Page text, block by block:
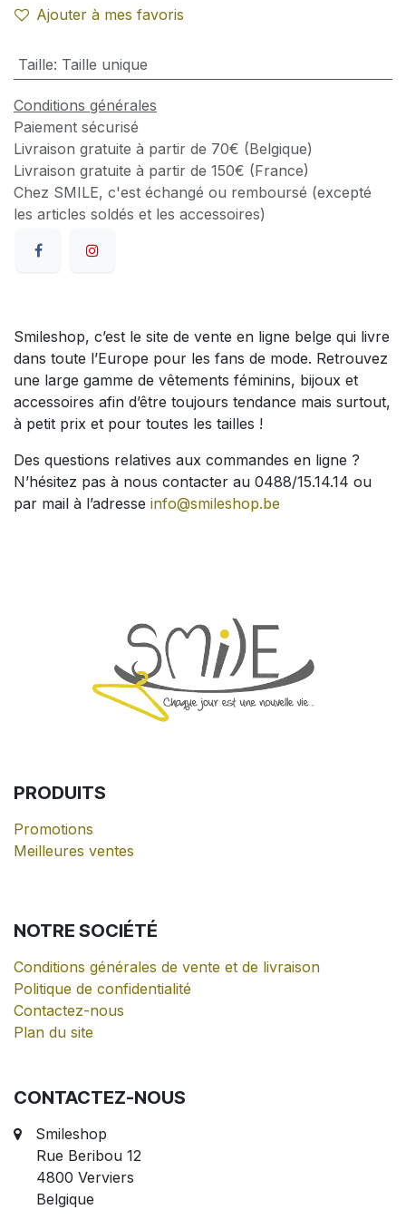
Ajouter à mes favoris
Taille: Taille unique
Conditions générales
Paiement sécurisé
Livraison gratuite à partir de 70€ (Belgique)
Livraison gratuite à partir de 150€ (France)
Chez SMILE, c'est échangé ou remboursé (excepté
les articles soldés et les accessoires)
Smileshop, c’est le site de vente en ligne belge qui livre
dans toute l’Europe pour les fans de mode. Retrouvez
une large gamme de vêtements féminins, bijoux et
accessoires afin d’être toujours tendance mais surtout,
à petit prix et pour toutes les tailles !
Des questions relatives aux commandes en ligne ?
N’hésitez pas à nous contacter au 0488/15.14.14 ou
par mail à l’adresse info@smileshop.be
PRODUITS
Promotions
Meilleures ventes
NOTRE SOCIÉTÉ
Conditions générales de vente et de livraison
Politique de confidentialité
Contactez-nous
Plan du site
CONTACTEZ-NOUS
Smileshop
Rue Beribou 12
4800 Verviers
Belgique